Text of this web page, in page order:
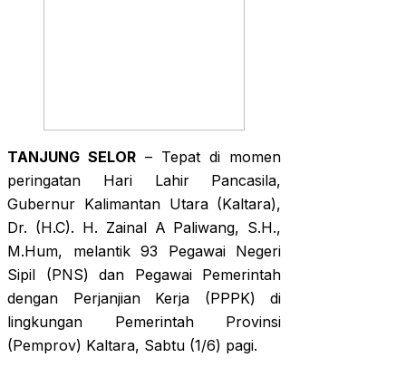
TANJUNG SELOR – Tepat di momen
peringatan Hari Lahir Pancasila,
Gubernur Kalimantan Utara (Kaltara),
Dr. (H.C). H. Zainal A Paliwang, S.H.,
M.Hum, melantik 93 Pegawai Negeri
Sipil (PNS) dan Pegawai Pemerintah
dengan Perjanjian Kerja (PPPK) di
lingkungan Pemerintah Provinsi
(Pemprov) Kaltara, Sabtu (1/6) pagi.